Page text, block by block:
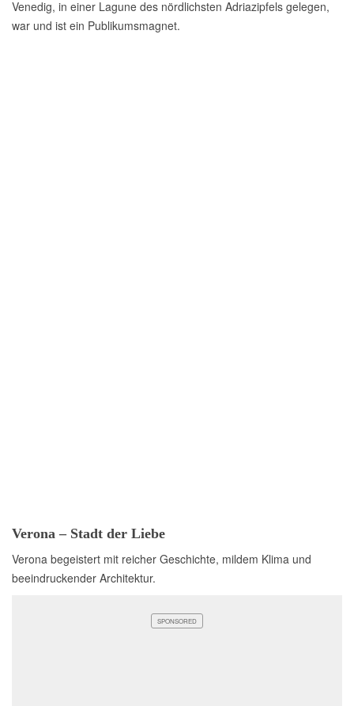
Venedig, in einer Lagune des nördlichsten Adriazipfels gelegen,
war und ist ein Publikumsmagnet.
Verona – Stadt der Liebe
Verona begeistert mit reicher Geschichte, mildem Klima und
beeindruckender Architektur.
SPONSORED